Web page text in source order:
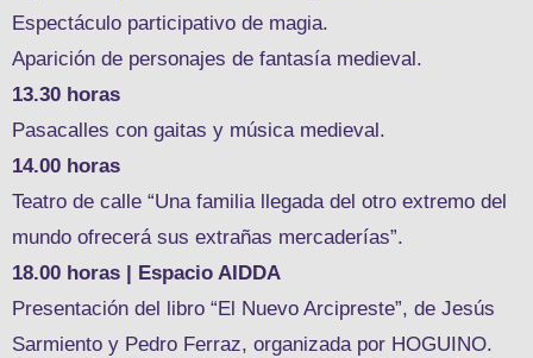
Espectáculo participativo de magia.
Aparición de personajes de fantasía medieval.
13.30 horas
Pasacalles con gaitas y música medieval.
14.00 horas
Teatro de calle “Una familia llegada del otro extremo del
mundo ofrecerá sus extrañas mercaderías”.
18.00 horas | Espacio AIDDA
Presentación del libro “El Nuevo Arcipreste”, de Jesús
Sarmiento y Pedro Ferraz, organizada por HOGUINO.